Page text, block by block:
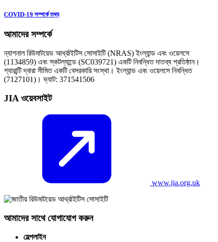
COVID-19 সম্পর্কে তথ্য
আমাদের সম্পর্কে
ন্যাশনাল রিউমাটয়েড আর্থ্রাইটিস সোসাইটি (NRAS) ইংল্যান্ড এবং ওয়েলসে
(1134859) এবং স্কটল্যান্ডে (SC039721) একটি নিবন্ধিত দাতব্য প্রতিষ্ঠান।
গ্যারান্টি দ্বারা সীমিত একটি বেসরকারি সংস্থা। ইংল্যান্ড এবং ওয়েলসে নিবন্ধিত
(7127101)। ভ্যাট: 371541506
JIA ওয়েবসাইট
www.jia.org.uk
আমাদের সাথে যোগাযোগ করুন
হেল্পলাইন